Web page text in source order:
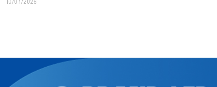
10/07/2026